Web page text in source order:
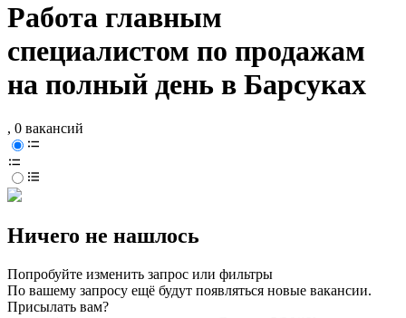
Работа главным
специалистом по продажам
на полный день в Барсуках
, 0 вакансий
Ничего не нашлось
Попробуйте изменить запрос или фильтры
По вашему запросу ещё будут появляться новые вакансии.
Присылать вам?